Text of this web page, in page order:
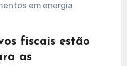
em energia
fiscais estão
as